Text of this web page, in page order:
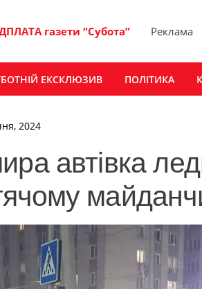
газети “Субота” Реклама
ЕКСКЛЮЗИВ ПОЛІТИКА
2024
автівка